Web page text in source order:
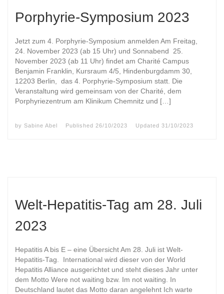
Porphyrie-Symposium 2023
Jetzt zum 4. Porphyrie-Symposium anmelden Am Freitag,
24. November 2023 (ab 15 Uhr) und Sonnabend 25.
November 2023 (ab 11 Uhr) findet am Charité Campus
Benjamin Franklin, Kursraum 4/5, Hindenburgdamm 30,
12203 Berlin, das 4. Porphyrie-Symposium statt. Die
Veranstaltung wird gemeinsam von der Charité, dem
Porphyriezentrum am Klinikum Chemnitz und […]
by Sabine Abel Published 26/10/2023 Updated 31/10/2023
Welt-Hepatitis-Tag am 28. Juli
2023
Hepatitis A bis E – eine Übersicht Am 28. Juli ist Welt-
Hepatitis-Tag. International wird dieser von der World
Hepatitis Alliance ausgerichtet und steht dieses Jahr unter
dem Motto Were not waiting bzw. Im not waiting. In
Deutschland lautet das Motto daran angelehnt Ich warte